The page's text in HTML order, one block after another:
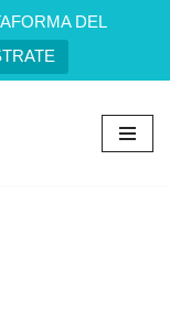
DEL